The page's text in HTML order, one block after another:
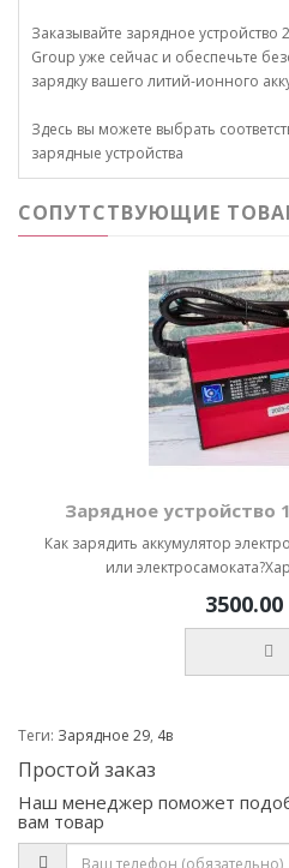
Заказывайте зарядное устройство
Group уже сейчас и обеспечьте
зарядку вашего литий-ионного
Здесь вы можете выбрать
зарядные устройства
СОПУТСТВУЮЩИЕ
Зарядное устройство
Как зарядить аккумулятор
или
Теги: Зарядное 29, 4в
Простой заказ
Наш менеджер поможет
вам товар